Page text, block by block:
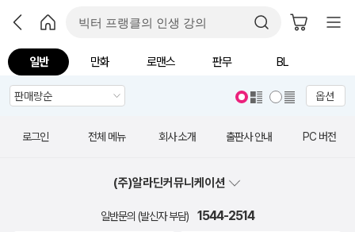
일반 만화 로맨스 판무 BL
옵션
로그인 전체 메뉴 회사 소개 출판사 안내 PC 버전
(주)알라딘커뮤니케이션
일반문의 (발신자 부담) 1544-2514